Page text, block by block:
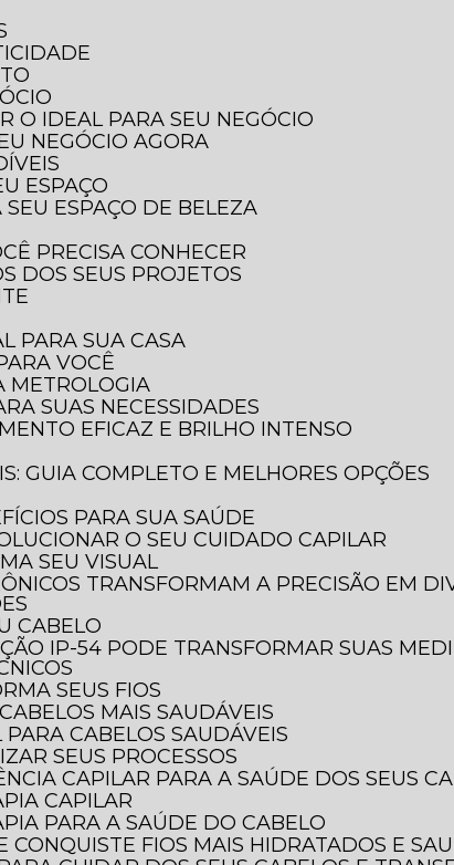
O IDEAL PARA SEU NEGÓCIO
NEGÓCIO AGORA
ESPAÇO
SEU ESPAÇO DE BELEZA
PRECISA CONHECER
DOS SEUS PROJETOS
PARA SUA CASA
VOCÊ
METROLOGIA
SUAS NECESSIDADES
EFICAZ E BRILHO INTENSO
GUIA COMPLETO E MELHORES OPÇÕES
PARA SUA SAÚDE
O SEU CUIDADO CAPILAR
SEU VISUAL
CABELO
SEUS FIOS
MAIS SAUDÁVEIS
CABELOS SAUDÁVEIS
SEUS PROCESSOS
CAPILAR PARA A SAÚDE DOS SEUS
CAPILAR
PARA A SAÚDE DO CABELO
CONQUISTE FIOS MAIS HIDRATADOS E